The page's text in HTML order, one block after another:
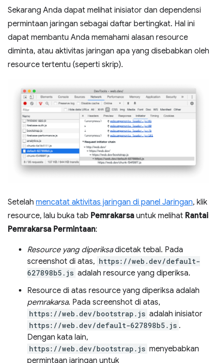
Sekarang Anda dapat melihat inisiator dan dependensi
permintaan jaringan sebagai daftar bertingkat. Hal ini
dapat membantu Anda memahami alasan resource
diminta, atau aktivitas jaringan apa yang disebabkan oleh
resource tertentu (seperti skrip).
Setelah mencatat aktivitas jaringan di panel Jaringan, klik
resource, lalu buka tab Pemrakarsa untuk melihat Rantai
Pemrakarsa Permintaan:
Resource yang diperiksadicetak tebal. Pada
screenshot di atas, https://web.dev/default-
627898b5.js adalah resource yang diperiksa.
Resource di atas resource yang diperiksa adalah
pemrakarsa. Pada screenshot di atas,
https://web.dev/bootstrap.js adalah inisiator
https://web.dev/default-627898b5.js .
Dengan kata lain,
https://web.dev/bootstrap.js menyebabkan
permintaan jaringan untuk